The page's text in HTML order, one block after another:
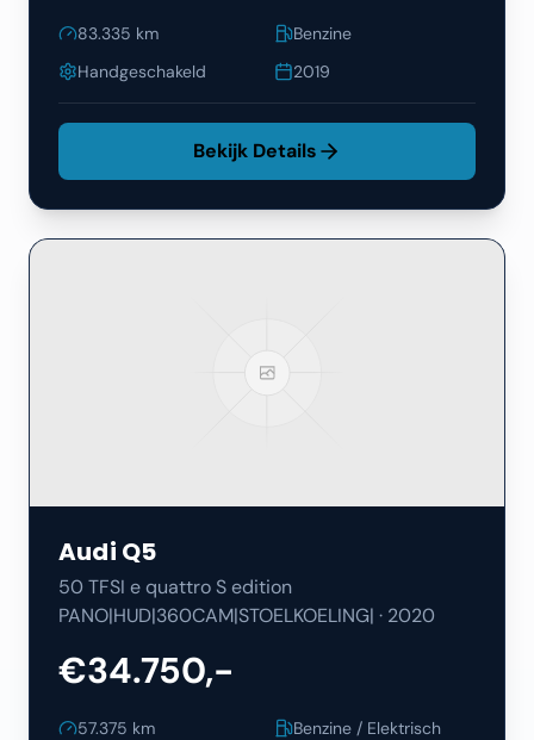
83.335 km
Benzine
Handgeschakeld
2019
Bekijk Details
Audi Q5
50 TFSI e quattro S edition
PANO|HUD|360CAM|STOELKOELING| · 2020
€34.750,-
57.375 km
Benzine / Elektrisch